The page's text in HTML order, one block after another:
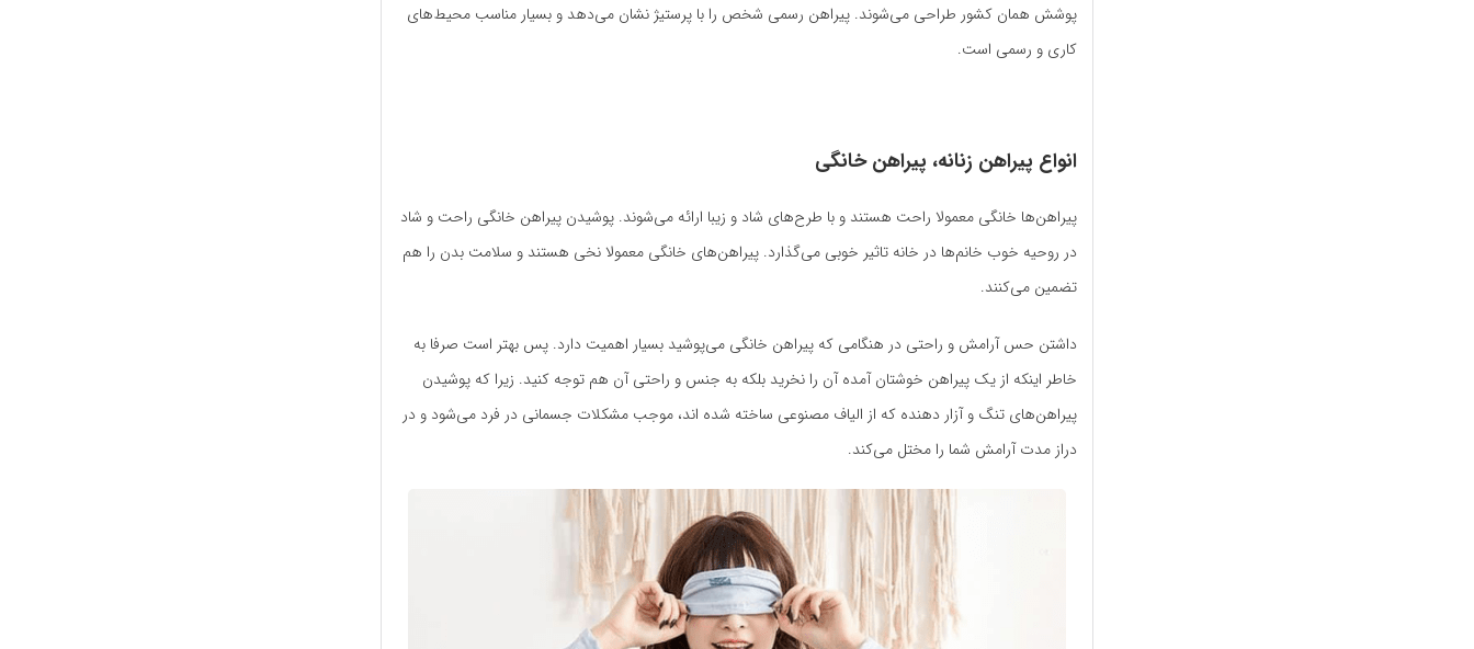
پوشش همان کشور طراحی می‌شوند. پیراهن رسمی شخص را با پرستیژ نشان می‌دهد و بسیار مناسب محیط‌های
کاری و رسمی است.
انواع پیراهن زنانه، پیراهن خانگی
پیراهن‌ها خانگی معمولا راحت هستند و با طرح‌های شاد و زیبا ارائه می‌شوند. پوشیدن پیراهن خانگی راحت و شاد
در روحیه خوب خانم‌ها در خانه تاثیر خوبی می‌گذارد. پیراهن‌های خانگی معمولا نخی هستند و سلامت بدن را هم
تضمین می‌کنند.
داشتن حس آرامش و راحتی در هنگامی که پیراهن خانگی می‌پوشید بسیار اهمیت دارد. پس بهتر است صرفا به
خاطر اینکه از یک پیراهن خوشتان آمده آن را نخرید بلکه به جنس و راحتی آن هم توجه کنید. زیرا که پوشیدن
پیراهن‌های تنگ و آزار دهنده که از الیاف مصنوعی ساخته شده اند، موجب مشکلات جسمانی در فرد می‌شود و در
دراز مدت آرامش شما را مختل می‌کند.